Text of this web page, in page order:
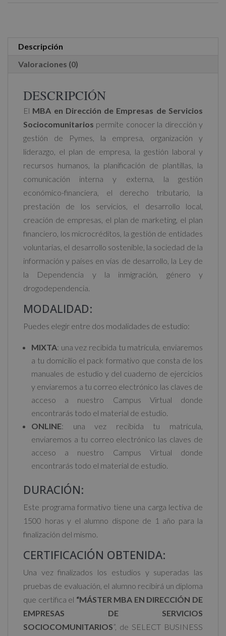
Descripción
Valoraciones (0)
DESCRIPCIÓN
El MBA en Dirección de Empresas de Servicios
Sociocomunitarios permite conocer la dirección y
gestión de Pymes, la empresa, organización y
liderazgo, el plan de empresa, la gestión laboral y
recursos humanos, la planificación de plantillas, la
comunicación interna y externa, la gestión
económico-financiera, el derecho tributario, la
prestación de los servicios, el desarrollo local,
creación de empresas, el plan de marketing, el plan
financiero, los microcréditos, la gestión de entidades
voluntarias, el desarrollo sostenible, la sociedad de la
información y países en vías de desarrollo, la Ley de
la Dependencia y la inmigración, género y
drogodependencia.
MODALIDAD:
Puedes elegir entre dos modalidades de estudio:
MIXTA: una vez recibida tu matrícula, enviaremos
a tu domicilio el pack formativo que consta de los
manuales de estudio y del cuaderno de ejercicios
y enviaremos a tu correo electrónico las claves de
acceso a nuestro Campus Virtual donde
encontrarás todo el material de estudio.
ONLINE: una vez recibida tu matrícula,
enviaremos a tu correo electrónico las claves de
acceso a nuestro Campus Virtual donde
encontrarás todo el material de estudio.
DURACIÓN:
Este programa formativo tiene una carga lectiva de
1500 horas y el alumno dispone de 1 año para la
finalización del mismo.
CERTIFICACIÓN OBTENIDA:
Una vez finalizados los estudios y superadas las
pruebas de evaluación, el alumno recibirá un diploma
que certifica el “MÁSTER MBA EN DIRECCIÓN DE
EMPRESAS DE SERVICIOS
SOCIOCOMUNITARIOS”, de SELECT BUSINESS